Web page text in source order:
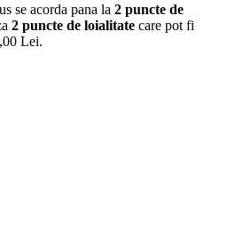
se acorda pana la 2 puncte de
2 puncte de loialitate care pot fi
Lei.